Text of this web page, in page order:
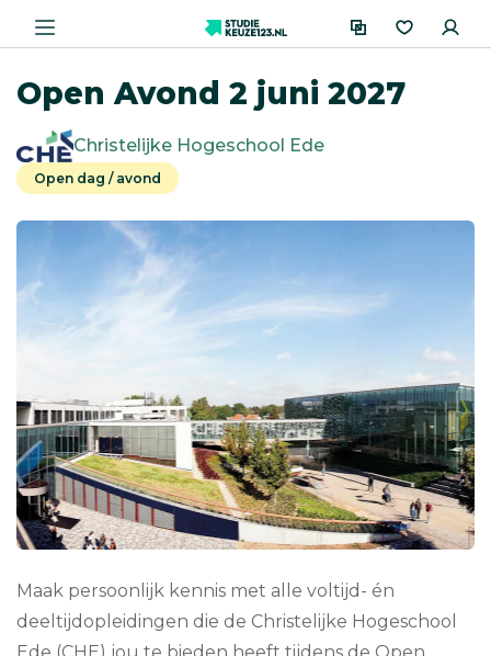
Open Avond 2 juni 2027
Christelijke Hogeschool Ede
Open dag / avond
Maak persoonlijk kennis met alle voltijd- én
deeltijdopleidingen die de Christelijke Hogeschool